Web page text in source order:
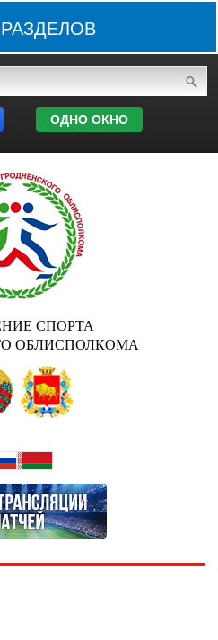
ОДНО ОКНО
СПОРТА
ОБЛИСПОЛКОМА